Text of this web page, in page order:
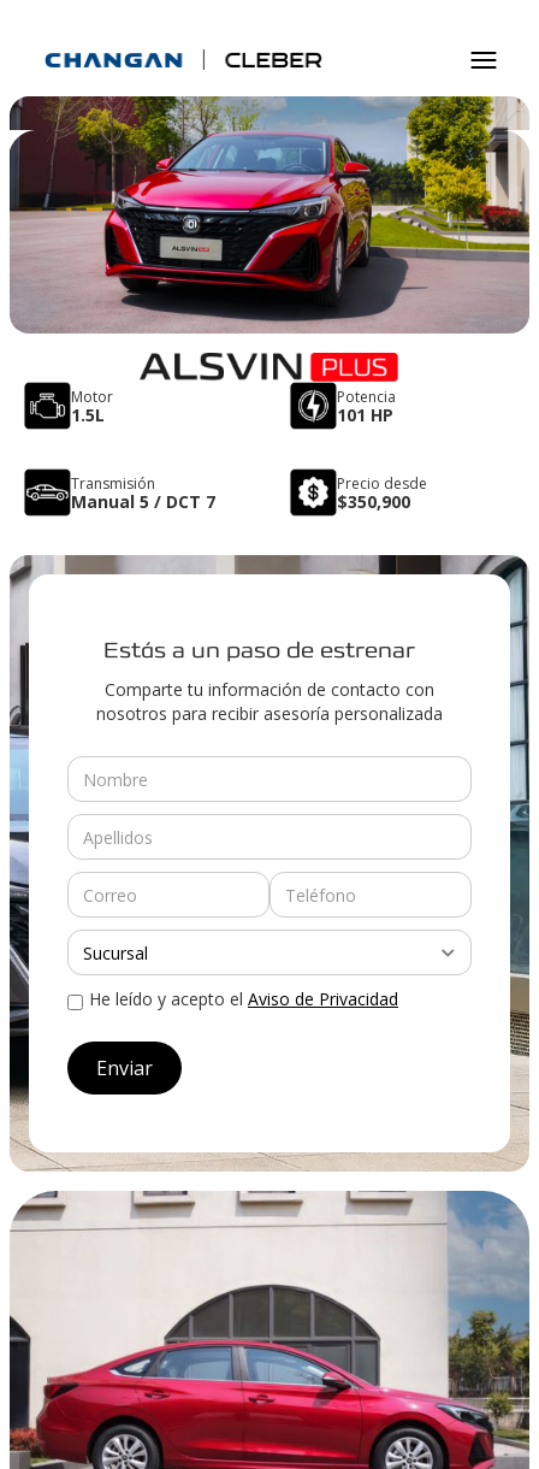
Motor
1.5L
Potencia
101 HP
Transmisión
Manual 5 / DCT 7
Precio desde
$350,900
Estás a un paso de estrenar
Comparte tu información de contacto con
nosotros para recibir asesoría personalizada
He leído y acepto el Aviso de Privacidad